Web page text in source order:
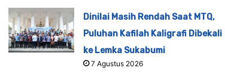
Dinilai Masih Rendah Saat MTQ,
Puluhan Kafilah Kaligrafi Dibekali
ke Lemka Sukabumi
7 Agustus 2026